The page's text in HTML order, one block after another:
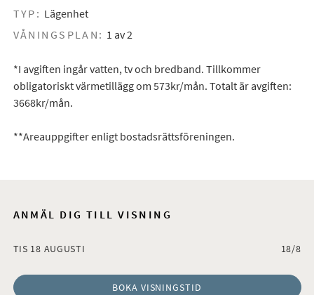
TYP: Lägenhet
VÅNINGSPLAN: 1 av 2
*I avgiften ingår vatten, tv och bredband. Tillkommer
obligatoriskt värmetillägg om 573kr/mån. Totalt är avgiften:
3668kr/mån.
**Areauppgifter enligt bostadsrättsföreningen.
ANMÄL DIG TILL VISNING
TIS 18 AUGUSTI 18/8
BOKA VISNINGSTID